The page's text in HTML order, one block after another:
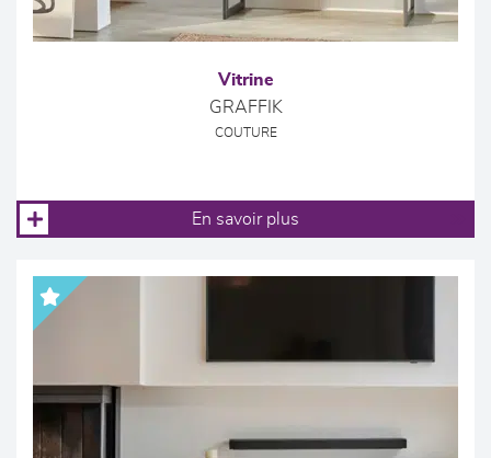
Vitrine
GRAFFIK
COUTURE
En savoir plus